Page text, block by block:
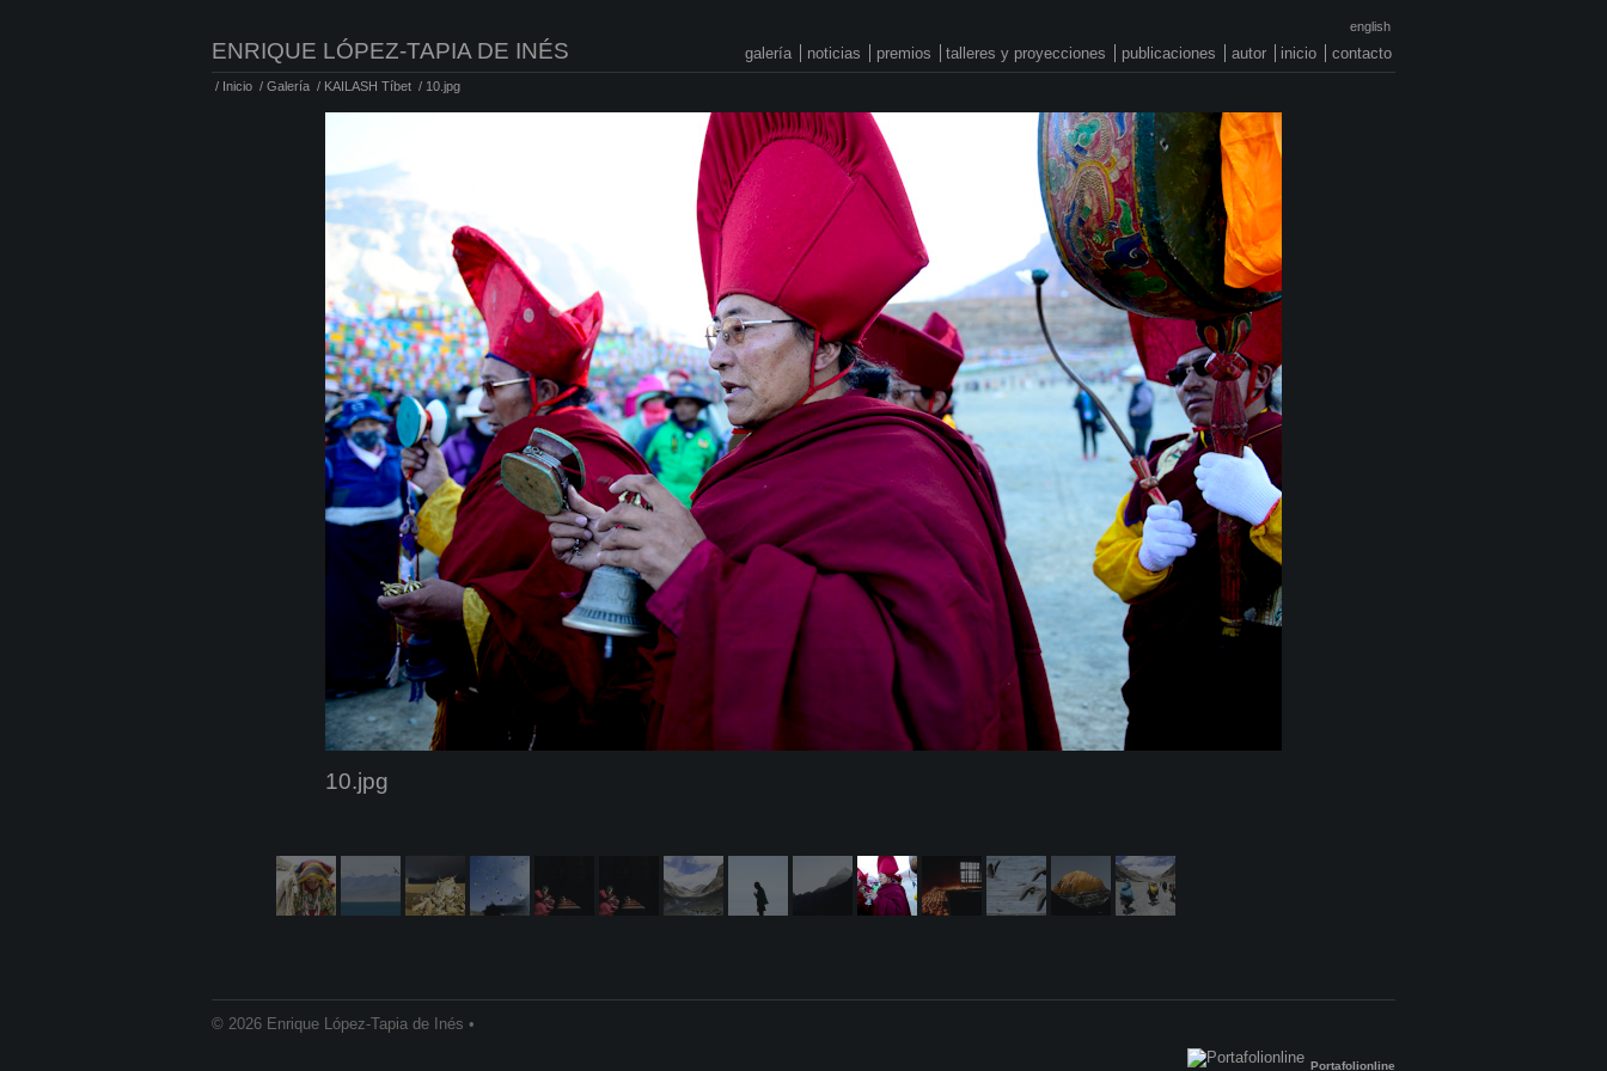
english
ENRIQUE LÓPEZ-TAPIA DE INÉS galería noticias premios talleres y proyecciones publicaciones autor inicio contacto
/ Inicio / Galería / KAILASH Tíbet / 10.jpg
10.jpg
© 2026 Enrique López-Tapia de Inés •
Portafolionline